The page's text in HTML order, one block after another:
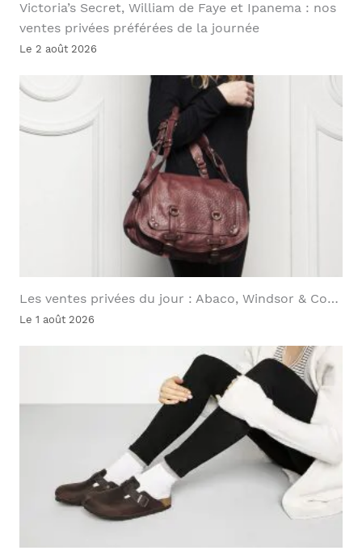
Victoria’s Secret, William de Faye et Ipanema : nos
ventes privées préférées de la journée
Le 2 août 2026
Les ventes privées du jour : Abaco, Windsor & Co…
Le 1 août 2026